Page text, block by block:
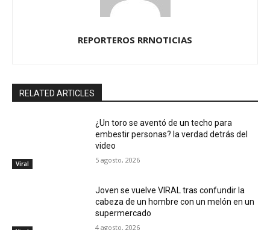
REPORTEROS RRNOTICIAS
RELATED ARTICLES
Viral
¿Un toro se aventó de un techo para
embestir personas? la verdad detrás del
video
5 agosto, 2026
Joven se vuelve VIRAL tras confundir la
cabeza de un hombre con un melón en un
supermercado
4 agosto, 2026